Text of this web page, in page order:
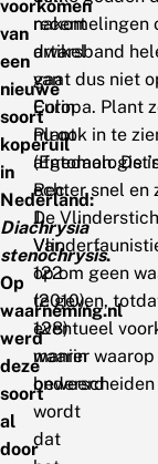
voorkomen
van
een
nieuwe
soort
koperuil
in
Nederland:
Diachrysia
stenochrysis.
Op
waarneming.nl
werd
deze
soort
al
door
recent
artikel
van
Colin
Plant
Rec.
J.
Var.
122
(2010),
128)
waarin
beweerd
wordt
dat
nakomelingen
dwarsband
gaat dus niet
Europa. Plant
nu ook in te
afgedaan. De
echter snel en
De
op om geen
te geven,
eventueel
manier